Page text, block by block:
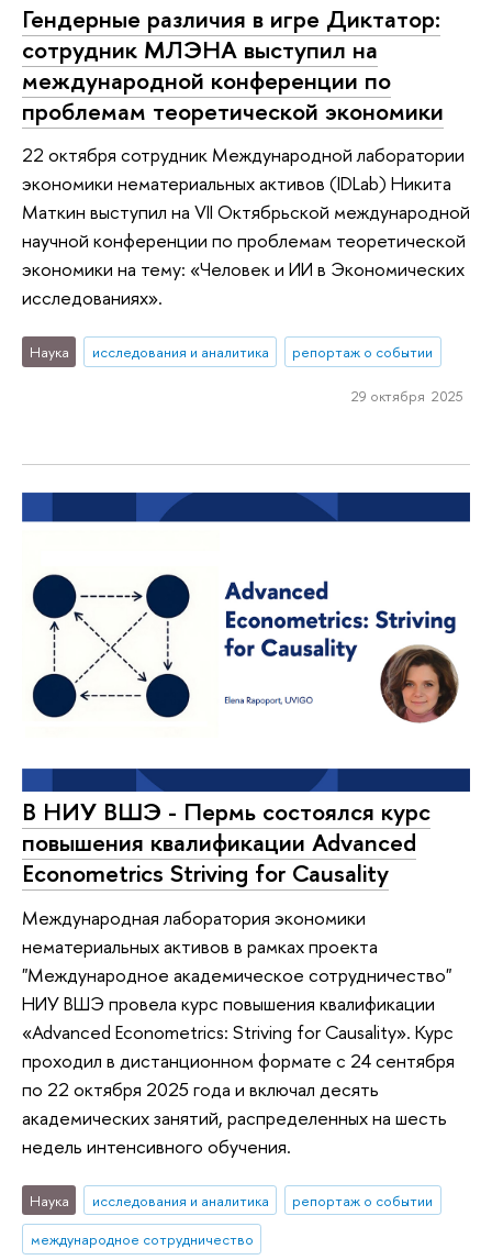
Гендерные различия в игре Диктатор:
сотрудник МЛЭНА выступил на
международной конференции по
проблемам теоретической экономики
22 октября сотрудник Международной лаборатории
экономики нематериальных активов (IDLab) Никита
Маткин выступил на VII Октябрьской международной
научной конференции по проблемам теоретической
экономики на тему: «Человек и ИИ в Экономических
исследованиях».
Наука исследования и аналитика репортаж о событии
29 октября 2025
В НИУ ВШЭ - Пермь состоялся курс
повышения квалификации Advanced
Econometrics Striving for Causality
Международная лаборатория экономики
нематериальных активов в рамках проекта
"Международное академическое сотрудничество"
НИУ ВШЭ провела курс повышения квалификации
«Advanced Econometrics: Striving for Causality». Курс
проходил в дистанционном формате с 24 сентября
по 22 октября 2025 года и включал десять
академических занятий, распределенных на шесть
недель интенсивного обучения.
Наука исследования и аналитика
репортаж о событии
международное сотрудничество